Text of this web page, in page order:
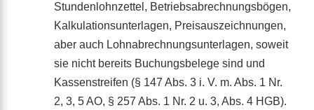
Stundenlohnzettel, Betriebsabrechnungsbögen,
Kalkulationsunterlagen, Preisauszeichnungen,
aber auch Lohnabrechnungsunterlagen, soweit
sie nicht bereits Buchungsbelege sind und
Kassenstreifen (§ 147 Abs. 3 i. V. m. Abs. 1 Nr.
2, 3, 5 AO, § 257 Abs. 1 Nr. 2 u. 3, Abs. 4 HGB).